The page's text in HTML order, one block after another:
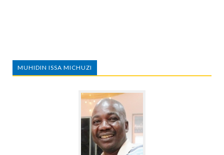
MUHIDIN ISSA MICHUZI